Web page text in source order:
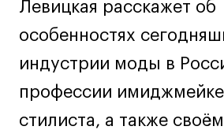
Навыки предпринимателя и
Онлайн
Маркетинг и генерация лидов
Искусство
Левицкая расскажет об
особенностях
индустрии моды в
профессии
стилиста, а также